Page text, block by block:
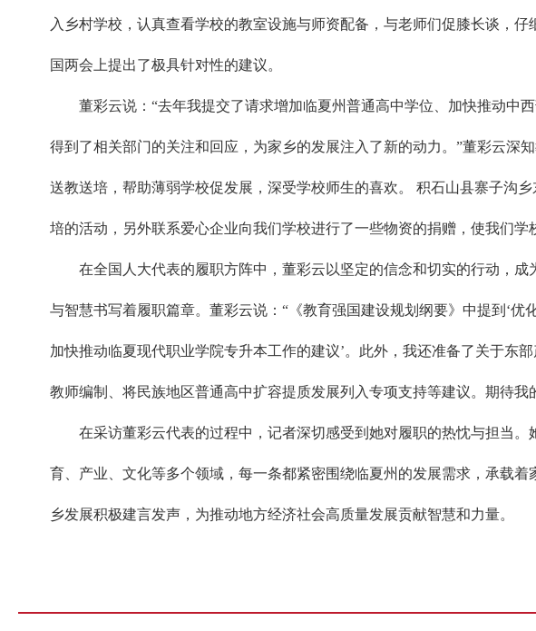
入乡村学校，认真查看学校的教室设施与师资配备，与老师们促膝长谈，
国两会上提出了极具针对性的建议。
董彩云说：“去年我提交了请求增加临夏州普通高中学位、加快推动中
得到了相关部门的关注和回应，为家乡的发展注入了新的动力。”董彩云深
送教送培，帮助薄弱学校促发展，深受学校师生的喜欢。 积石山县寨子沟
培的活动，另外联系爱心企业向我们学校进行了一些物资的捐赠，使我们
在全国人大代表的履职方阵中，董彩云以坚定的信念和切实的行动，
与智慧书写着履职篇章。董彩云说：“《教育强国建设规划纲要》中提到‘
加快推动临夏现代职业学院专升本工作的建议’。此外，我还准备了关于东
教师编制、将民族地区普通高中扩容提质发展列入专项支持等建议。期待
在采访董彩云代表的过程中，记者深切感受到她对履职的热忱与担当
育、产业、文化等多个领域，每一条都紧密围绕临夏州的发展需求，承载
乡发展积极建言发声，为推动地方经济社会高质量发展贡献智慧和力量。